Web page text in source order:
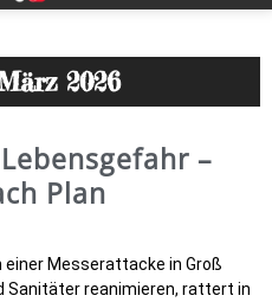
2026
–
Plan
einer Messerattacke in Groß
Sanitäter reanimieren, rattert in